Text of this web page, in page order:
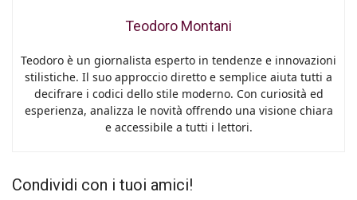
Teodoro Montani
Teodoro è un giornalista esperto in tendenze e innovazioni
stilistiche. Il suo approccio diretto e semplice aiuta tutti a
decifrare i codici dello stile moderno. Con curiosità ed
esperienza, analizza le novità offrendo una visione chiara
e accessibile a tutti i lettori.
Condividi con i tuoi amici!